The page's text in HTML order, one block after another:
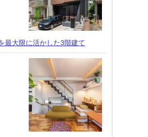
最大限に活かした3階建て